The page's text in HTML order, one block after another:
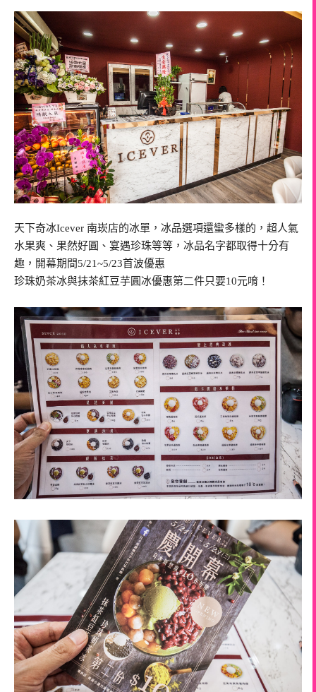
天下奇冰Icever 南崁店的冰單，冰品選項還蠻多樣的，超人氣
水果爽、果然好圓、宴遇珍珠等等，冰品名字都取得十分有
趣，開幕期間5/21~5/23首波優惠
珍珠奶茶冰與抹茶紅豆芋圓冰優惠第二件只要10元唷！